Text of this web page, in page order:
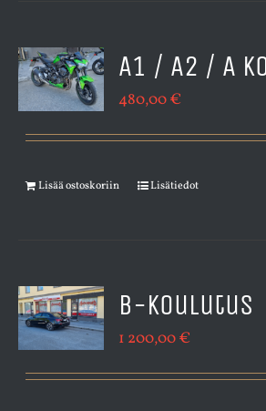
A1 / A2 / A
480,00€
Lisää ostoskoriin Lisätiedot
B-koulutus
1 200,00€